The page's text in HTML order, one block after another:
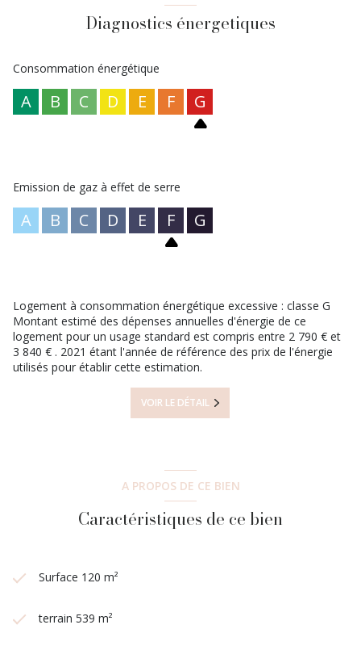
Diagnostics énergetiques
Consommation énergétique
A B C D E F G
Emission de gaz à effet de serre
A B C D E F G
Logement à consommation énergétique excessive : classe G
Montant estimé des dépenses annuelles d'énergie de ce
logement pour un usage standard est compris entre 2 790 € et
3 840 € . 2021 étant l'année de référence des prix de l'énergie
utilisés pour établir cette estimation.
VOIR LE DÉTAIL
A PROPOS DE CE BIEN
Caractéristiques de ce bien
Surface 120 m²
terrain 539 m²